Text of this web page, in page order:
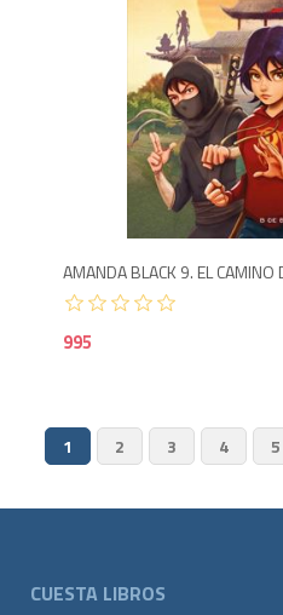
AMANDA BLACK 9. EL CAMINO
995
1 2 3 4 5
CUESTA LIBROS